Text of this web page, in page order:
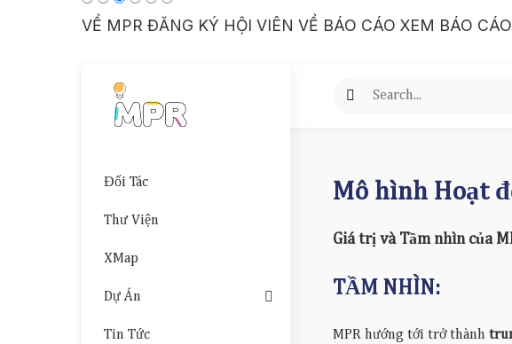
VỀ MPR ĐĂNG KÝ HỘI VIÊN VỀ BÁO CÁO XEM BÁO CÁO